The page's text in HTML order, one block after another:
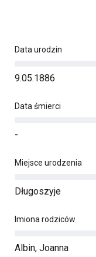
Data urodzin
9.05.1886
Data śmierci
-
Miejsce urodzenia
Długoszyje
Imiona rodziców
Albin, Joanna